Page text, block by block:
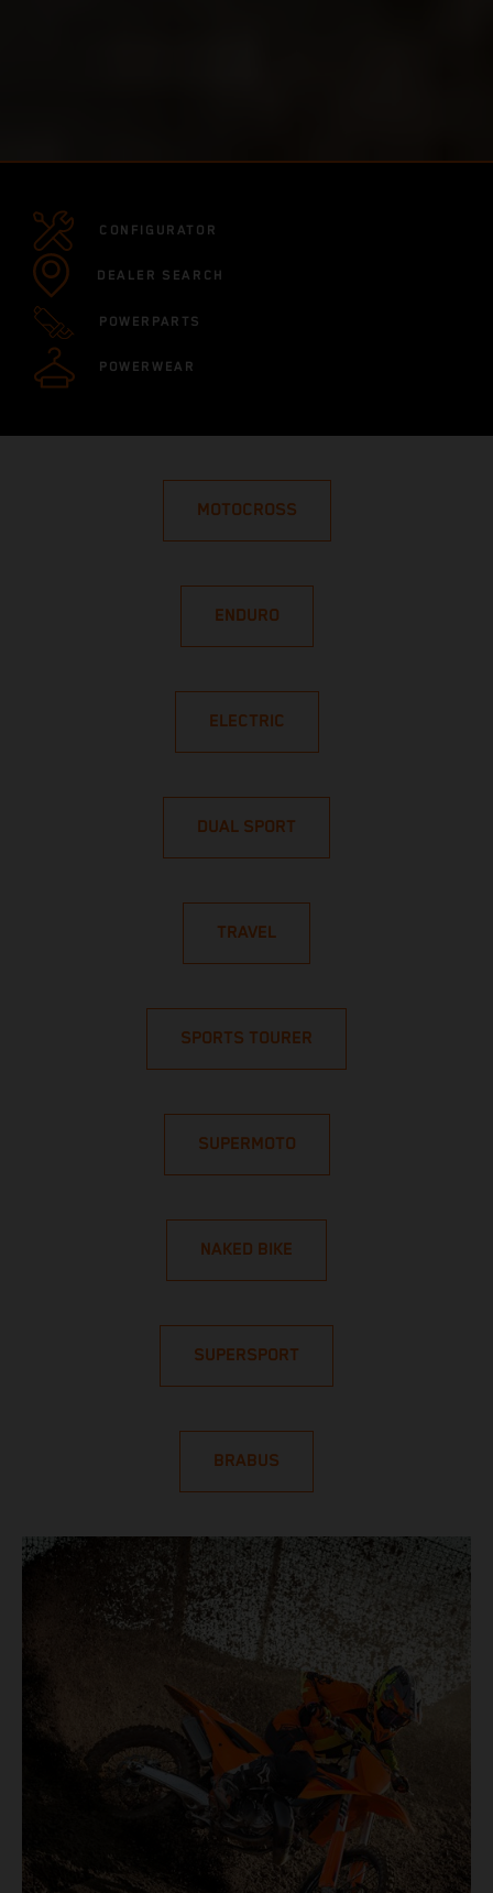
CONFIGURATOR
DEALER SEARCH
POWERPARTS
POWERWEAR
MOTOCROSS
ENDURO
ELECTRIC
DUAL SPORT
TRAVEL
SPORTS TOURER
SUPERMOTO
NAKED BIKE
SUPERSPORT
BRABUS